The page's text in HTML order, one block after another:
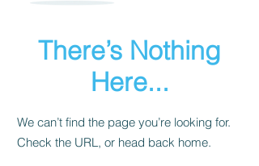
There’s Nothing
Here...
We can’t find the page you’re looking for.
Check the URL, or head back home.